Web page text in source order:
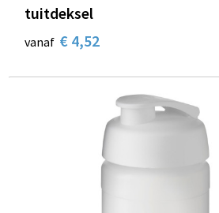
tuitdeksel
vanaf € 4,52